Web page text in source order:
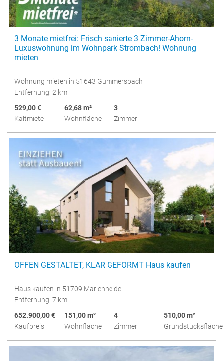
3 Monate mietfrei: Frisch sanierte 3 Zimmer-Ahorn-
Luxuswohnung im Wohnpark Strombach! Wohnung
mieten
Wohnung mieten in 51643 Gummersbach
Entfernung: 2 km
529,00 €
Kaltmiete
62,68 m²
Wohnfläche
3
Zimmer
OFFEN GESTALTET, KLAR GEFORMT Haus kaufen
Haus kaufen in 51709 Marienheide
Entfernung: 7 km
652.900,00 €
Kaufpreis
151,00 m²
Wohnfläche
4
Zimmer
510,00 m²
Grundstücksfläche